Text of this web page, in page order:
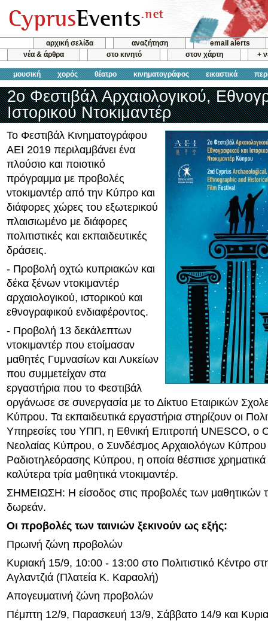
αρχική σελίδα αναζήτηση
email alerts
νέα & άρθρα
στο κινητό στον χάρτη +
μουσική χορός θέατρο κινηματογράφος εικαστικά
2ο Φεστιβάλ Αρχαιολογικού,
Ιστορικού Ντοκιμαντέρ
Το Φεστιβάλ Κινηματογράφου
ΑΕΙ 2019 περιλαμβάνει ένα
πλούσιο και ποιοτικό
πρόγραμμα με προβολές
ντοκιμαντέρ από την Κύπρο και
διάφορες χώρες του εξωτερικού
πλαισιωμένο με διάφορες
πολιτιστικές και εκπαιδευτικές
δράσεις.
- Προβολή οχτώ κυπριακών και
δέκα ξένων ντοκιμαντέρ
αρχαιολογικού, ιστορικού και
εθνογραφικού ενδιαφέροντος.
- Προβολή 13 δεκάλεπτων
ντοκιμαντέρ που ετοίμασαν
μαθητές Γυμνασίων και Λυκείων
που συμμετείχαν στα
εργαστήρια που το Φεστιβάλ
οργάνωσε σε συνεργασία με το Δίκτυο Εταιρικών
Κύπρου. Τα εκπαιδευτικά εργαστήρια στηρίζουν οι
Υπηρεσίες του ΥΠΠ, η Εθνική Επιτροπή UNESCO, ο
Νεολαίας Κύπρου, ο Συνδέσμος Αρχαιολόγων Κύπρου
Ραδιοτηλεόρασης Κύπρου, η οποία θέσπισε χρηματικά
καλύτερα τρία μαθητικά ντοκιμαντέρ.
ΣΗΜΕΙΩΣΗ: Η είσοδος στις προβολές των μαθητικών
δωρεάν.
Οι προβολές των ταινιών ξεκινούν ως εξής:
Πρωινή ζώνη προβολών
Κυριακή 15/9, 10:00 - 13:00 στο Πολιτιστικό Κέντρο
Αγλαντζιά (Πλατεία Κ. Καραολή)
Απογευματινή ζώνη προβολών
Πέμπτη 12/9, Παρασκευή 13/9, Σάββατο 14/9 και